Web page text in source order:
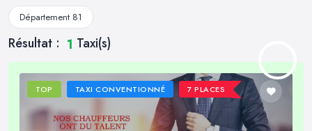
Département 81
Résultat : 1 Taxi(s)
TOP TAXI CONVENTIONNÉ 7 PLACES